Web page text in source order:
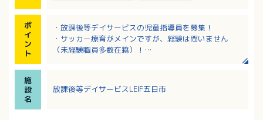
ポ
イ
ン
ト
・放課後等デイサービスの児童指導員を募集！
・サッカー療育がメインですが、経験は問いません
（未経験職員多数在籍）！
迎！
・終身雇用制！定年無し！長期的に活躍できます！
施
設
名
放課後等デイサービスLEIF五日市